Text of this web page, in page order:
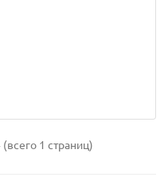
1 страниц)